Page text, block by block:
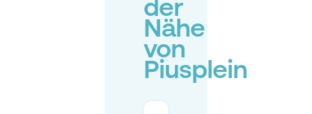
der
Nähe
von
Piusplein